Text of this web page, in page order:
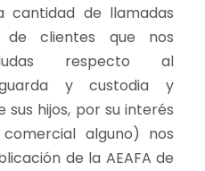
cantidad de llamadas
de clientes que nos
respecto al
y custodia y
sus hijos, por su interés
alguno) nos
de la AEAFA de